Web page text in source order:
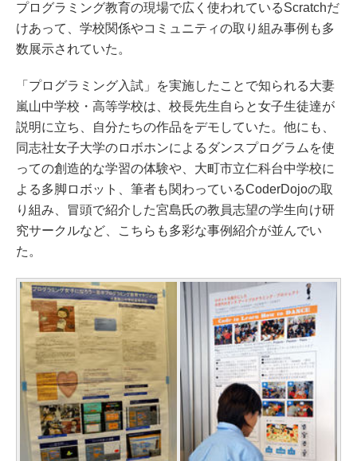
プログラミング教育の現場で広く使われているScratchだ
けあって、学校関係やコミュニティの取り組み事例も多
数展示されていた。
「プログラミング入試」を実施したことで知られる大妻
嵐山中学校・高等学校は、校長先生自らと女子生徒達が
説明に立ち、自分たちの作品をデモしていた。他にも、
同志社女子大学のロボホンによるダンスプログラムを使
っての創造的な学習の体験や、大町市立仁科台中学校に
よる多脚ロボット、筆者も関わっているCoderDojoの取
り組み、冒頭で紹介した宮島氏の教員志望の学生向け研
究サークルなど、こちらも多彩な事例紹介が並んでい
た。